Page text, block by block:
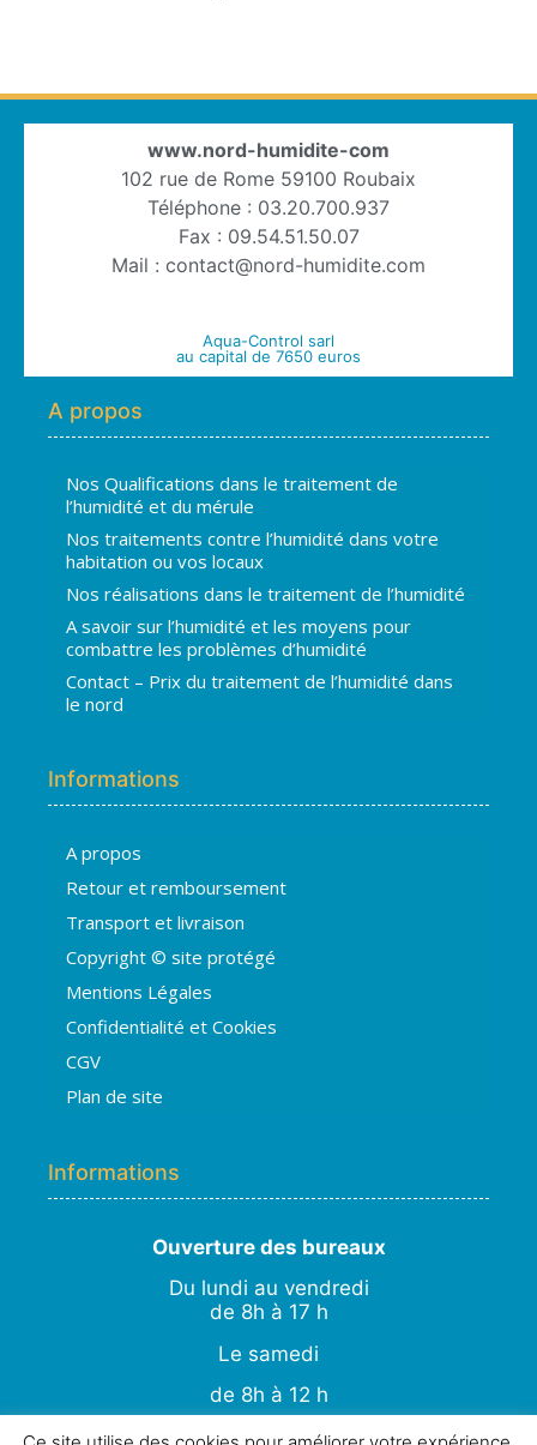
www.nord-humidite-com
102 rue de Rome 59100 Roubaix
Téléphone : 03.20.700.937
Fax : 09.54.51.50.07
Mail : contact@nord-humidite.com
Aqua-Control sarl
au capital de 7650 euros
A propos
Nos Qualifications dans le traitement de
l’humidité et du mérule
Nos traitements contre l’humidité dans votre
habitation ou vos locaux
Nos réalisations dans le traitement de l’humidité
A savoir sur l’humidité et les moyens pour
combattre les problèmes d’humidité
Contact – Prix du traitement de l’humidité dans
le nord
Informations
A propos
Retour et remboursement
Transport et livraison
Copyright © site protégé
Mentions Légales
Confidentialité et Cookies
CGV
Plan de site
Informations
Ouverture des bureaux
Du lundi au vendredi
de 8h à 17 h
Le samedi
de 8h à 12 h
En ligne · répond en quelques secondes
H
👋 Bonjour ! Je suis
puis-je vous aider ?
04:04
💬Autre problème